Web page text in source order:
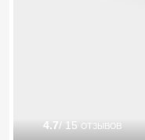
4.7/ 15 отзывов